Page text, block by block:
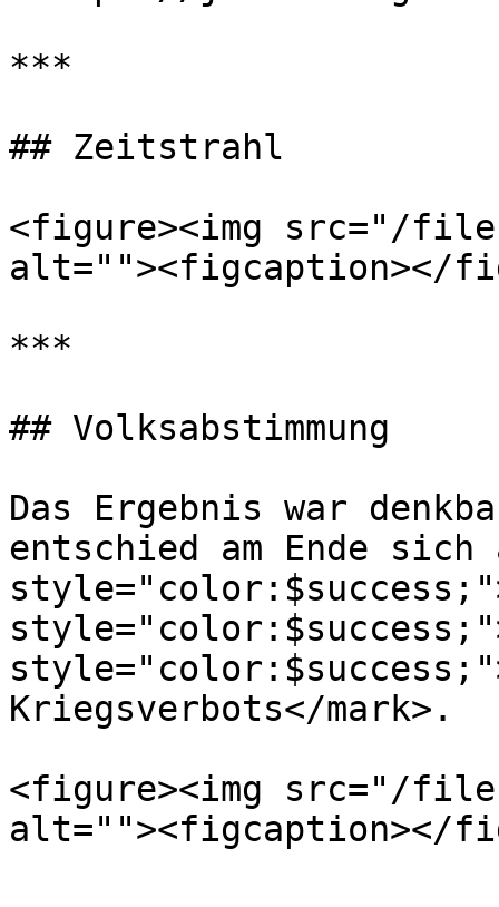
***
## Zeitstrahl
<figure><img src="/
alt=""><figcaption></
***
## Volksabstimmung
Das Ergebnis war
entschied am Ende sich
Kriegsverbots</mark>.
<figure><img src="/